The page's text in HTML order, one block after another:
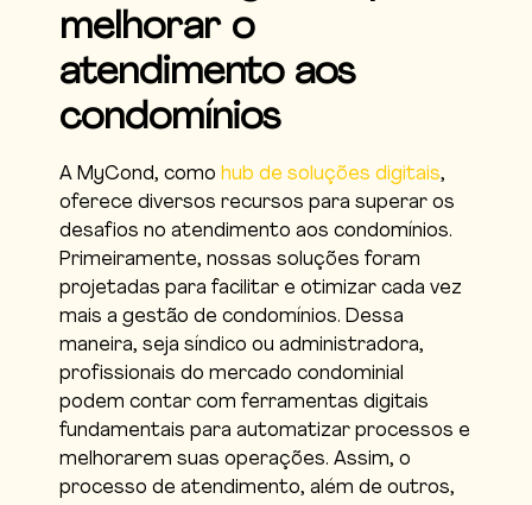
melhorar o
atendimento aos
condomínios
A MyCond, como hub de soluções digitais,
oferece diversos recursos para superar os
desafios no atendimento aos condomínios.
Primeiramente, nossas soluções foram
projetadas para facilitar e otimizar cada vez
mais a gestão de condomínios. Dessa
maneira, seja síndico ou administradora,
profissionais do mercado condominial
podem contar com ferramentas digitais
fundamentais para automatizar processos e
melhorarem suas operações. Assim, o
processo de atendimento, além de outros,